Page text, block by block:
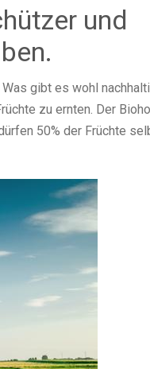
und
gibt es wohl
zu ernten. Der
50% der Früchte